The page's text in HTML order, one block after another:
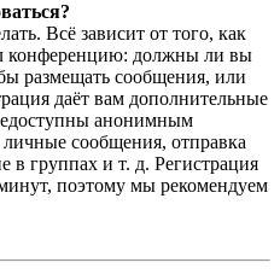
Всё зависит от того, как
конференцию: должны ли вы
размещать сообщения, или
даёт вам дополнительные
анонимным
личные сообщения, отправка
в группах и т. д. Регистрация
поэтому мы рекомендуем